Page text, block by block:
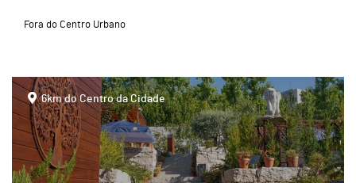
Fora do Centro Urbano
page
6km do Centro da Cidade